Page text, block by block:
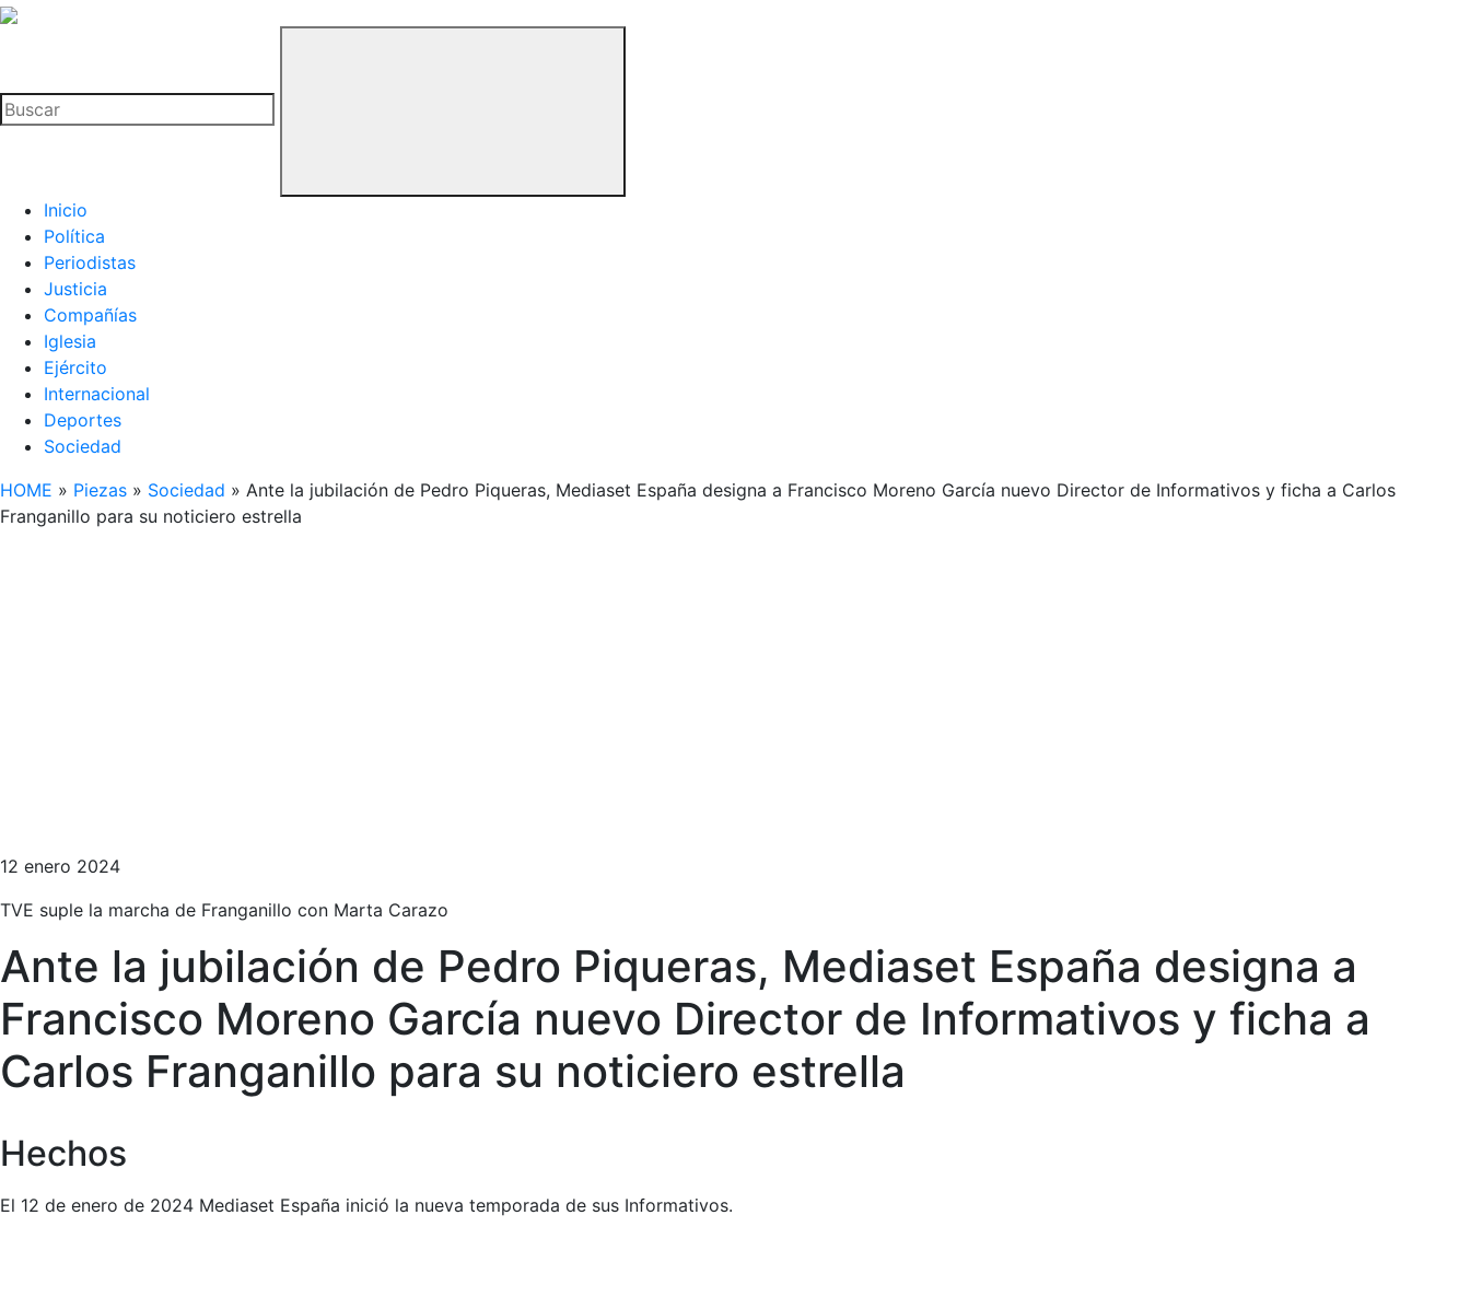
La
Buitre
Inicio
Política
Periodistas
Justicia
Compañías
Iglesia
Ejército
Internacional
Deportes
Sociedad
HOME » Piezas » Sociedad » Ante la jubilación de Pedro Piqueras, Mediaset España designa a Francisco Moreno García nuevo Director de Informativos y ficha a Carlos
Franganillo para su noticiero estrella
12 enero 2024
TVE suple la marcha de Franganillo con Marta Carazo
Ante la jubilación de Pedro Piqueras, Mediaset España designa a
Francisco Moreno García nuevo Director de Informativos y ficha a
Carlos Franganillo para su noticiero estrella
Hechos
El 12 de enero de 2024 Mediaset España inició la nueva temporada de sus Informativos.